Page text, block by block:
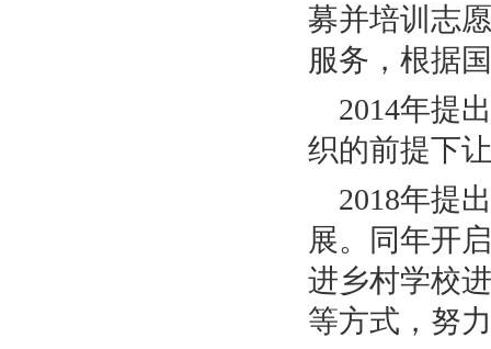
募并培训志
服务，根据
2014年提
织的前提下
2018年提
展。同年开
进乡村学校
等方式，努